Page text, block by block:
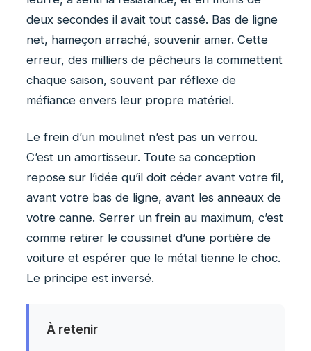
deux secondes il avait tout cassé. Bas de ligne
net, hameçon arraché, souvenir amer. Cette
erreur, des milliers de pêcheurs la commettent
chaque saison, souvent par réflexe de
méfiance envers leur propre matériel.
Le frein d’un moulinet n’est pas un verrou.
C’est un amortisseur. Toute sa conception
repose sur l’idée qu’il doit céder avant votre fil,
avant votre bas de ligne, avant les anneaux de
votre canne. Serrer un frein au maximum, c’est
comme retirer le coussinet d’une portière de
voiture et espérer que le métal tienne le choc.
Le principe est inversé.
À retenir